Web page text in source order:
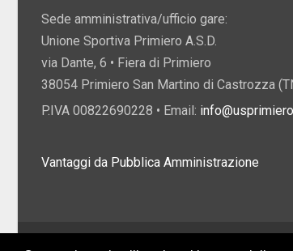
Sede amministrativa/ufficio gare:
Unione Sportiva Primiero A.S.D.
via Dante, 6 • Fiera di Primiero
38054 Primiero San Martino di Castrozza
P.IVA 00822690228 • Email:
Vantaggi da Pubblica Amministrazione